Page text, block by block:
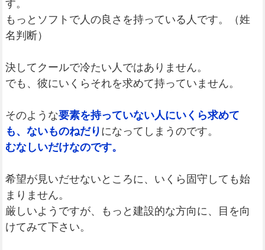
す。
もっとソフトで人の良さを持っている人です。（姓
名判断）
決してクールで冷たい人ではありません。
でも、彼にいくらそれを求めて持っていません。
そのような要素を持っていない人にいくら求めて
も、ないものねだり になってしまうのです。
むなしいだけなのです。
希望が見いだせないところに、いくら固守しても始
まりません。
厳しいようですが、もっと建設的な方向に、目を向
けてみて下さい。